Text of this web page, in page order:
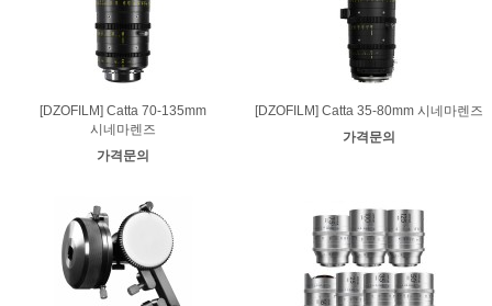
[DZOFILM] Catta 70-135mm
시네마렌즈
가격문의
[DZOFILM] Catta 35-80mm 시네마렌즈
가격문의